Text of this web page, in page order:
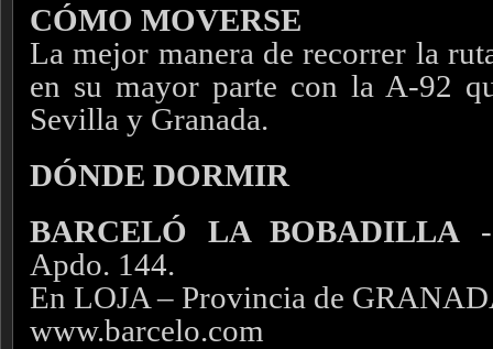
CÓMO MOVERSE
La mejor manera de recorrer la
en su mayor parte con la A-92
Sevilla y Granada.
DÓNDE DORMIR
BARCELÓ LA BOBADILLA
Apdo. 144.
En LOJA – Provincia de
www.barcelo.com